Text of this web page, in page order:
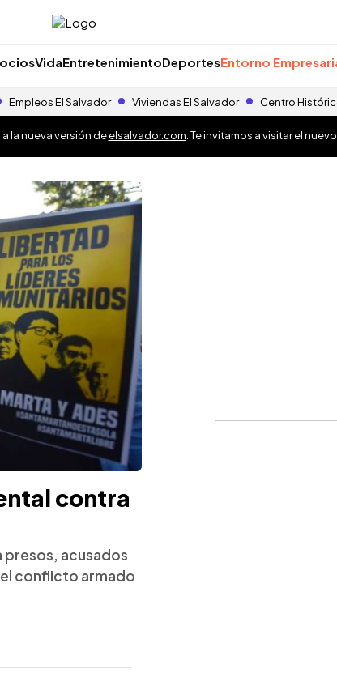
VidaEntretenimientoDeportesEntorno
Empleos El Salvador Viviendas El Salvador Centro
la nueva versión deelsalvador.com . Te invitamos a visitar el
contra
presos, acusados
conflicto armado